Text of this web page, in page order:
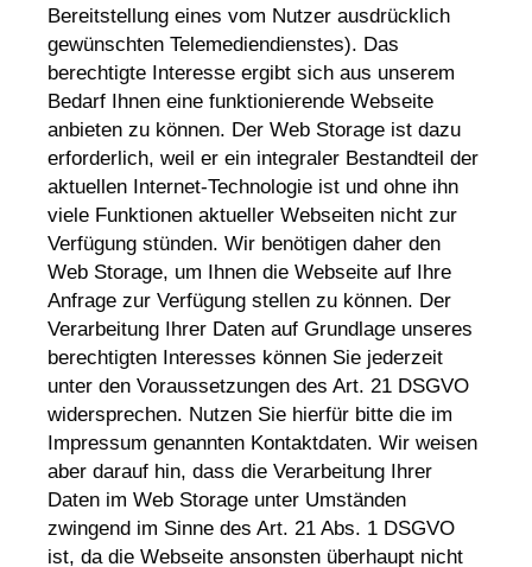
Bereitstellung eines vom Nutzer ausdrücklich
gewünschten Telemediendienstes). Das
berechtigte Interesse ergibt sich aus unserem
Bedarf Ihnen eine funktionierende Webseite
anbieten zu können. Der Web Storage ist dazu
erforderlich, weil er ein integraler Bestandteil der
aktuellen Internet-Technologie ist und ohne ihn
viele Funktionen aktueller Webseiten nicht zur
Verfügung stünden. Wir benötigen daher den
Web Storage, um Ihnen die Webseite auf Ihre
Anfrage zur Verfügung stellen zu können. Der
Verarbeitung Ihrer Daten auf Grundlage unseres
berechtigten Interesses können Sie jederzeit
unter den Voraussetzungen des Art. 21 DSGVO
widersprechen. Nutzen Sie hierfür bitte die im
Impressum genannten Kontaktdaten. Wir weisen
aber darauf hin, dass die Verarbeitung Ihrer
Daten im Web Storage unter Umständen
zwingend im Sinne des Art. 21 Abs. 1 DSGVO
ist, da die Webseite ansonsten überhaupt nicht